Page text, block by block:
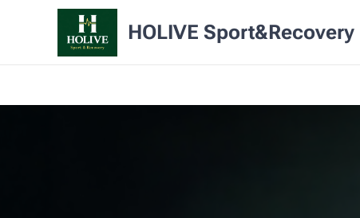
HOLIVE Sport&Recovery